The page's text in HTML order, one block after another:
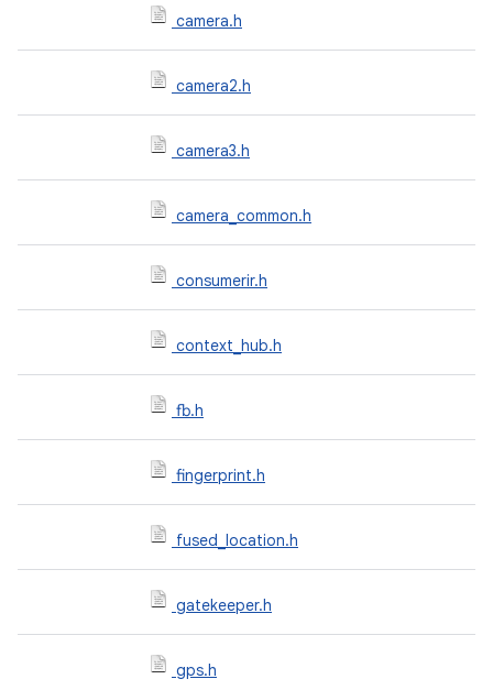
camera.h
camera2.h
camera3.h
camera_common.h
consumerir.h
context_hub.h
fb.h
fingerprint.h
fused_location.h
gatekeeper.h
gps.h